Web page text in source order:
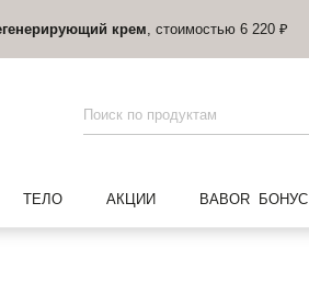
крем , стоимостью 6 220 ₽
ТЕЛО АКЦИИ BABOR БОНУС